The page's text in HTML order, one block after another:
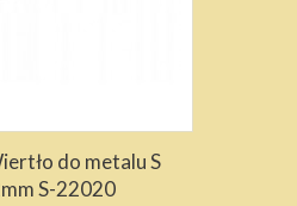
do metalu S
S-22020